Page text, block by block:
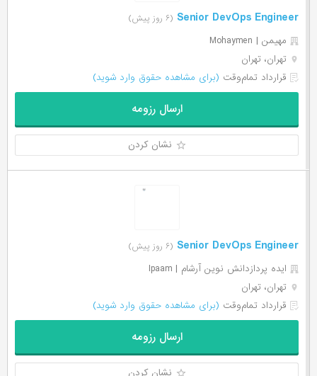
Senior DevOps Engineer (۶ روز پیش)
مهیمن | Mohaymen
تهران، تهران
قرارداد تمام‌وقت (برای مشاهده حقوق وارد شوید)
ارسال رزومه
نشان کردن
Senior DevOps Engineer (۶ روز پیش)
ایده پردازدانش نوین آرشام | Ipaam
تهران، تهران
قرارداد تمام‌وقت (برای مشاهده حقوق وارد شوید)
ارسال رزومه
نشان کردن